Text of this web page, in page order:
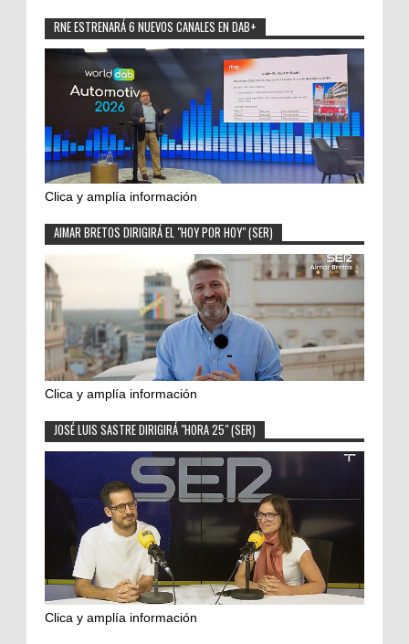
RNE ESTRENARÁ 6 NUEVOS CANALES EN DAB+
Clica y amplía información
AIMAR BRETOS DIRIGIRÁ EL "HOY POR HOY" (SER)
Clica y amplía información
JOSÉ LUIS SASTRE DIRIGIRÁ "HORA 25" (SER)
Clica y amplía información